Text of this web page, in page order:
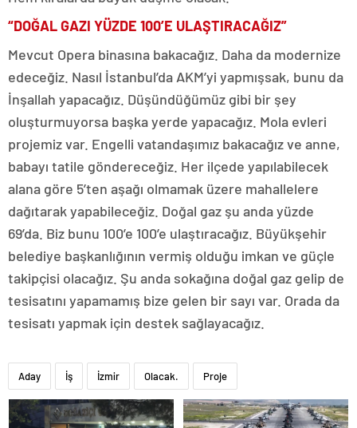
“DOĞAL GAZI YÜZDE 100’E ULAŞTIRACAĞIZ”
Mevcut Opera binasına bakacağız. Daha da modernize
edeceğiz. Nasıl İstanbul’da AKM’yi yapmışsak, bunu da
İnşallah yapacağız. Düşündüğümüz gibi bir şey
oluşturmuyorsa başka yerde yapacağız. Mola evleri
projemiz var. Engelli vatandaşımız bakacağız ve anne,
babayı tatile göndereceğiz. Her ilçede yapılabilecek
alana göre 5’ten aşağı olmamak üzere mahallelere
dağıtarak yapabileceğiz. Doğal gaz şu anda yüzde
69’da. Biz bunu 100’e 100’e ulaştıracağız. Büyükşehir
belediye başkanlığının vermiş olduğu imkan ve güçle
takipçisi olacağız. Şu anda sokağına doğal gaz gelip de
tesisatını yapamamış bize gelen bir sayı var. Orada da
tesisatı yapmak için destek sağlayacağız.
Aday İş İzmir Olacak. Proje